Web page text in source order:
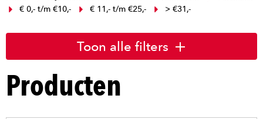
€ 0,- t/m €10,-
€ 11,- t/m €25,- > €31,-
Toon alle filters
Producten